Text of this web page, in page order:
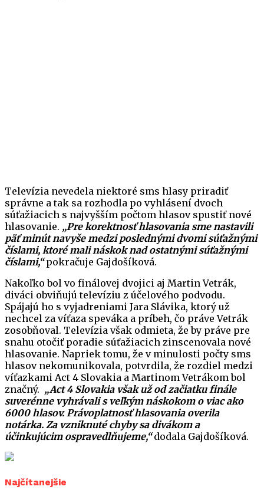
Televízia nevedela niektoré sms hlasy priradiť
správne a tak sa rozhodla po vyhlásení dvoch
súťažiacich s najvyšším počtom hlasov spustiť nové
hlasovanie. „Pre korektnosť hlasovania sme nastavili
päť minút navyše medzi poslednými dvomi súťažnými
číslami, ktoré mali náskok nad ostatnými súťažnými
číslami,“pokračuje Gajdošíková.
Nakoľko bol vo finálovej dvojici aj Martin Vetrák,
diváci obviňujú televíziu z účelového podvodu.
Spájajú ho s vyjadreniami Jara Slávika, ktorý už
nechcel za víťaza speváka a príbeh, čo práve Vetrák
zosobňoval. Televízia však odmieta, že by práve pre
snahu otočiť poradie súťažiacich zinscenovala nové
hlasovanie. Napriek tomu, že v minulosti počty sms
hlasov nekomunikovala, potvrdila, že rozdiel medzi
víťazkami Act 4 Slovakia a Martinom Vetrákom bol
značný. „Act 4 Slovakia však už od začiatku finále
suverénne vyhrávali s veľkým náskokom o viac ako
6000 hlasov. Právoplatnosť hlasovania overila
notárka. Za vzniknuté chyby sa divákom a
účinkujúcim ospravedlňujeme,“dodala Gajdošíková.
Najčítanejšie